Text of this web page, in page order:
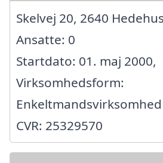
Skelvej 20, 2640
Ansatte: 0
Startdato: 01. maj 2000,
Virksomhedsform:
Enkeltmandsvirksomhed
CVR: 25329570